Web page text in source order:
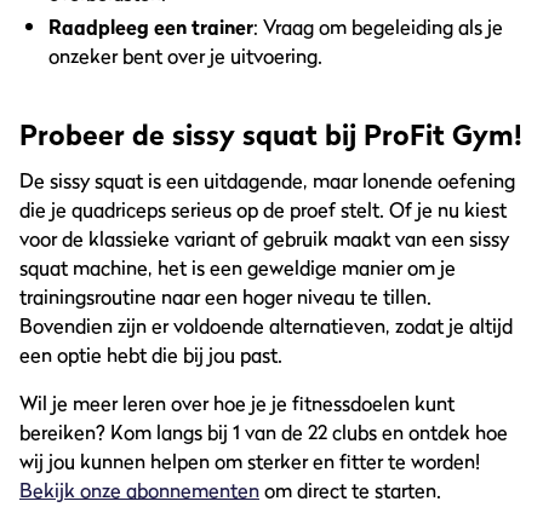
Raadpleeg een trainer: Vraag om begeleiding als je
onzeker bent over je uitvoering.
Probeer de sissy squat bij ProFit Gym!
De sissy squat is een uitdagende, maar lonende oefening
die je quadriceps serieus op de proef stelt. Of je nu kiest
voor de klassieke variant of gebruik maakt van een sissy
squat machine, het is een geweldige manier om je
trainingsroutine naar een hoger niveau te tillen.
Bovendien zijn er voldoende alternatieven, zodat je altijd
een optie hebt die bij jou past.
Wil je meer leren over hoe je je fitnessdoelen kunt
bereiken? Kom langs bij 1 van de 22 clubs en ontdek hoe
wij jou kunnen helpen om sterker en fitter te worden!
Bekijk onze abonnementenom direct te starten.